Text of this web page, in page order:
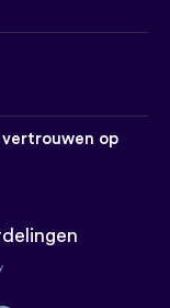
vertrouwen op